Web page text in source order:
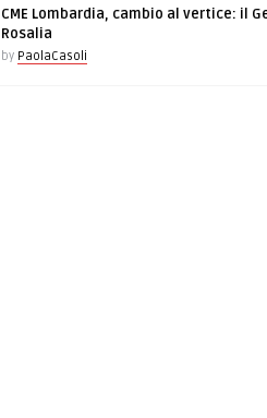
CME Lombardia, cambio al vertice: il
Rosalia
by PaolaCasoli